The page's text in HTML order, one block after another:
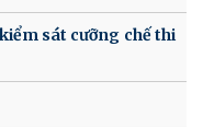
sát cưỡng chế thi